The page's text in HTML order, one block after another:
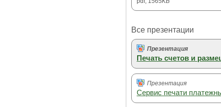
Все презентации
Презентация
Печать счетов и
Презентация
Сервис печати